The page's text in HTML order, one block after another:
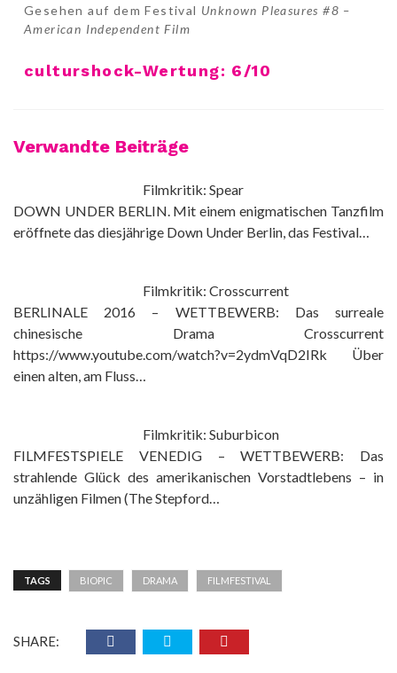
Gesehen auf dem Festival Unknown Pleasures #8 –
American Independent Film
culturshock-Wertung: 6/10
Verwandte Beiträge
Filmkritik: Spear
DOWN UNDER BERLIN. Mit einem enigmatischen Tanzfilm
eröffnete das diesjährige Down Under Berlin, das Festival…
Filmkritik: Crosscurrent
BERLINALE 2016 – WETTBEWERB: Das surreale
chinesische Drama Crosscurrent
https://www.youtube.com/watch?v=2ydmVqD2IRk Über
einen alten, am Fluss…
Filmkritik: Suburbicon
FILMFESTSPIELE VENEDIG – WETTBEWERB: Das
strahlende Glück des amerikanischen Vorstadtlebens – in
unzähligen Filmen (The Stepford…
TAGS BIOPIC DRAMA FILMFESTIVAL
SHARE: